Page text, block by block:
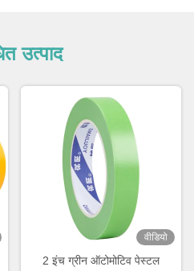
उत्पाद
वीडियो
2 इंच ग्रीन ऑटोमोटिव पेस्टल